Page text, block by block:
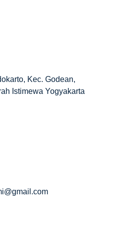
Kec. Godean,
Istimewa Yogyakarta